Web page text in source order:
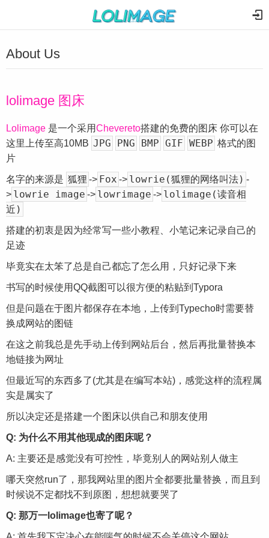
About Us
lolimage 图床
Lolimage 是一个采用Chevereto搭建的免费的图床 你可以在
这里上传至高10MB JPG PNG BMP GIF WEBP 格式的图
片
名字的来源是 狐狸 -> Fox -> lowrie(狐狸的网络叫法) -
> lowrie image -> lowrimage -> lolimage(读音相
近)
搭建的初衷是因为经常写一些小教程、小笔记来记录自己的
足迹
毕竟实在太笨了总是自己都忘了怎么用，只好记录下来
书写的时候使用QQ截图可以很方便的粘贴到Typora
但是问题在于图片都保存在本地，上传到Typecho时需要替
换成网站的图链
在这之前我总是先手动上传到网站后台，然后再批量替换本
地链接为网址
但最近写的东西多了(尤其是在编写本站)，感觉这样的流程属
实是属实了
所以决定还是搭建一个图床以供自己和朋友使用
Q: 为什么不用其他现成的图床呢？
A: 主要还是感觉没有可控性，毕竟别人的网站别人做主
哪天突然run了，那我网站里的图片全都要批量替换，而且到
时候说不定都找不到原图，想想就要哭了
Q: 那万一lolimage也寄了呢？